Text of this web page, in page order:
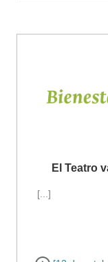
El Teatro
[...]